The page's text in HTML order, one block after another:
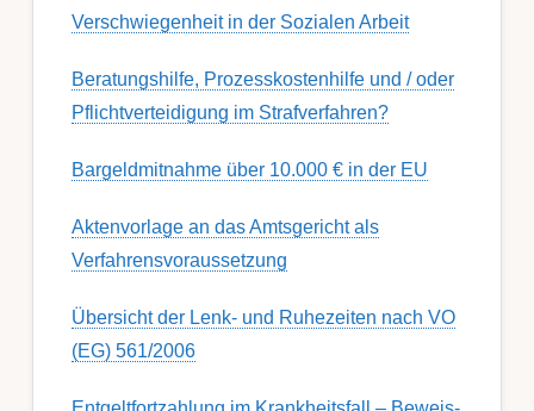
Ver­schwieg­en­heit in der Soz­ial­en Ar­beit
Berat­ungs­hil­fe, Pro­zess­kost­en­hilfe und / oder
Pflicht­ver­teidig­ung im Strafverfahren?
Bargeldmitnahme über 10.000 € in der EU
Aktenvorlage an das Amtsgericht als
Verfahrensvoraussetzung
Übersicht der Lenk- und Ruhezeiten nach VO
(EG) 561/2006